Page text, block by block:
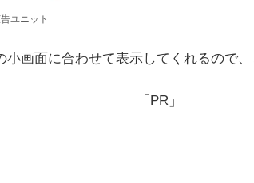
ユニット
画面に合わせて表示してくれるので、
「PR」